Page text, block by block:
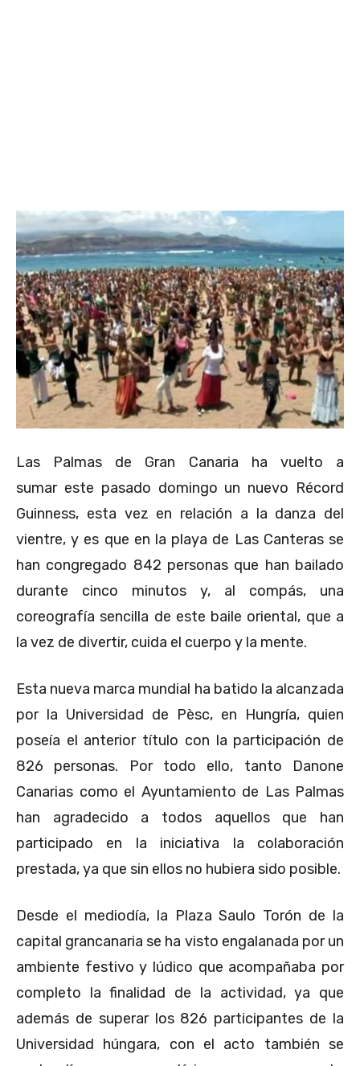
Las Palmas de Gran Canaria ha vuelto a
sumar este pasado domingo un nuevo Récord
Guinness, esta vez en relación a la danza del
vientre, y es que en la playa de Las Canteras se
han congregado 842 personas que han bailado
durante cinco minutos y, al compás, una
coreografía sencilla de este baile oriental, que a
la vez de divertir, cuida el cuerpo y la mente.
Esta nueva marca mundial ha batido la alcanzada
por la Universidad de Pèsc, en Hungría, quien
poseía el anterior título con la participación de
826 personas. Por todo ello, tanto Danone
Canarias como el Ayuntamiento de Las Palmas
han agradecido a todos aquellos que han
participado en la iniciativa la colaboración
prestada, ya que sin ellos no hubiera sido posible.
Desde el mediodía, la Plaza Saulo Torón de la
capital grancanaria se ha visto engalanada por un
ambiente festivo y lúdico que acompañaba por
completo la finalidad de la actividad, ya que
además de superar los 826 participantes de la
Universidad húngara, con el acto también se